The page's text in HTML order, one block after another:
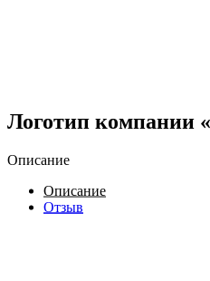
Логотип компании
Описание
Описание
Отзыв